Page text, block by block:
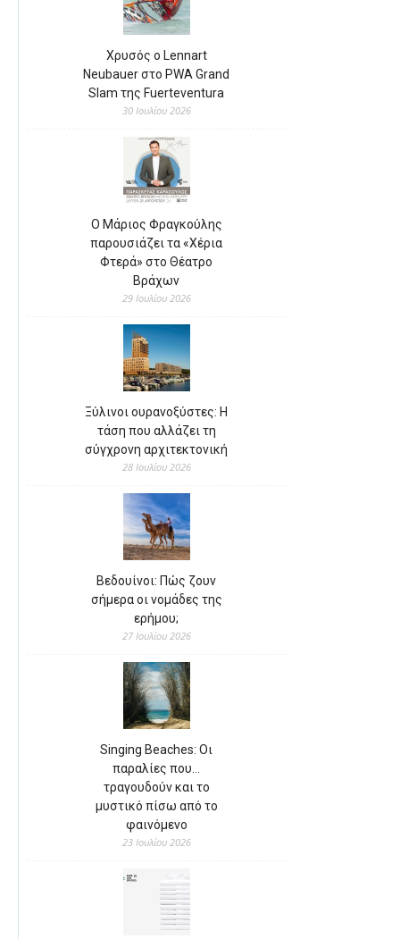
Χρυσός ο Lennart
Neubauer στο PWA Grand
Slam της Fuerteventura
30 Ιουλίου 2026
Ο Μάριος Φραγκούλης
παρουσιάζει τα «Χέρια
Φτερά» στο Θέατρο
Βράχων
29 Ιουλίου 2026
Ξύλινοι ουρανοξύστες: Η
τάση που αλλάζει τη
σύγχρονη αρχιτεκτονική
28 Ιουλίου 2026
Βεδουίνοι: Πώς ζουν
σήμερα οι νομάδες της
ερήμου;
27 Ιουλίου 2026
Singing Beaches: Οι
παραλίες που…
τραγουδούν και το
μυστικό πίσω από το
φαινόμενο
23 Ιουλίου 2026